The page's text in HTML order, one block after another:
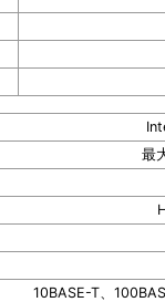
最
10BASE-T、